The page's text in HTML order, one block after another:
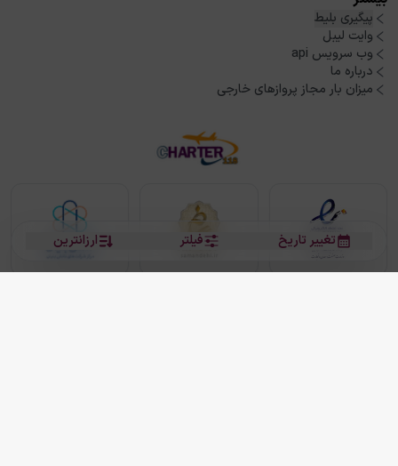
ارزانترین فیلتر تغییر تاریخ
پیگیری بلیط
وایت لیبل
وب سرویس api
درباره ما
میزان بار مجاز پروازهای خارجی